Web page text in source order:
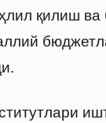
қилиш